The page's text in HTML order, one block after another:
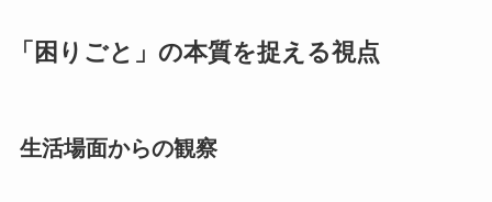
「困りごと」の本質を捉える視点
生活場面からの観察